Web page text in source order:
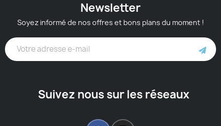
Newsletter
Soyez informé de nos offres et bons plans du moment !
Suivez nous sur les réseaux